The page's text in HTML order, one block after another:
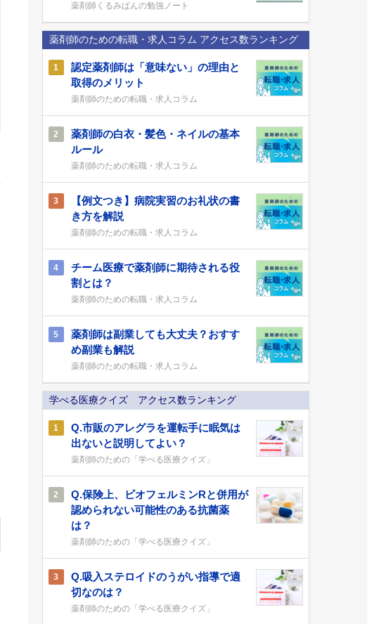
薬剤師くるみぱんの勉強ノート
薬剤師のための転職・求人コラム アクセス数ランキング
1
認定薬剤師は「意味ない」の理由と
取得のメリット
薬剤師のための転職・求人コラム
2
薬剤師の白衣・髪色・ネイルの基本
ルール
薬剤師のための転職・求人コラム
3
【例文つき】病院実習のお礼状の書
き方を解説
薬剤師のための転職・求人コラム
4
チーム医療で薬剤師に期待される役
割とは？
薬剤師のための転職・求人コラム
5
薬剤師は副業しても大丈夫？おすす
め副業も解説
薬剤師のための転職・求人コラム
学べる医療クイズ アクセス数ランキング
1
Q.市販のアレグラを運転手に眠気は
出ないと説明してよい？
薬剤師のための「学べる医療クイズ」
2
Q.保険上、ビオフェルミンRと併用が
認められない可能性のある抗菌薬
は？
薬剤師のための「学べる医療クイズ」
3
Q.吸入ステロイドのうがい指導で適
切なのは？
薬剤師のための「学べる医療クイズ」